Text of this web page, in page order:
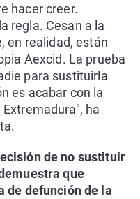
hacer creer.
regla. Cesan a la
en realidad, están
Aexcid. La prueba
para sustituirla
es acabar con la
ha
de no sustituir
que
de defunción de la